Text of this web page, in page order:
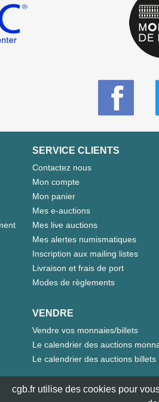
SERVICE CLIENTS
Contactez nous
Mon compte
Mon panier
Mes e-auctions
Mes live auctions
Mes alertes numismatiques
Inscription aux mailing listes
Livraison et frais de port
Modes de règlements
VENDRE
Vendre vos monnaies/billets
Le calendrier des auctions
Le calendrier des auctions billets
cgb.fr utilise des cookies pour